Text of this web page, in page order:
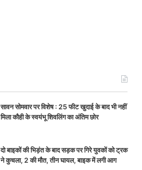
सावन सोमवार पर विशेष : 25 फीट खुदाई के बाद भी नहीं
मिला कौही के स्वयंभू शिवलिंग का अंतिम छोर
दो बाइकों की भिड़ंत के बाद सड़क पर गिरे युवकों को ट्रक
ने कुचला, 2 की मौत, तीन घायल, बाइक में लगी आग